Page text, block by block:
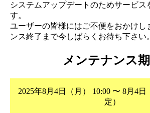
システムアップデートのためサービス
す。
ユーザーの皆様にはご不便をおかけし
ンス終了まで今しばらくお待ち下さい。
メンテナンス
2025年8月4日（月） 10:00 〜 8月4日
定）